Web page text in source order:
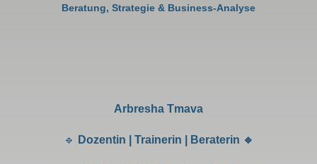
Beratung, Strategie & Business-Analyse
Arbresha Tmava
🔹 Dozentin | Trainerin | Beraterin 🔹